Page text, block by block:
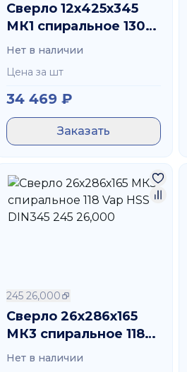
Сверло 12х425х345
МК1 спиральное 130
GT100 азот.лент. HSS
Нет в наличии
Цена за шт
34 469 ₽
Заказать
245 26,000
Сверло 26х286х165
МК3 спиральное 118
Vap HSS DIN345 245
Нет в наличии